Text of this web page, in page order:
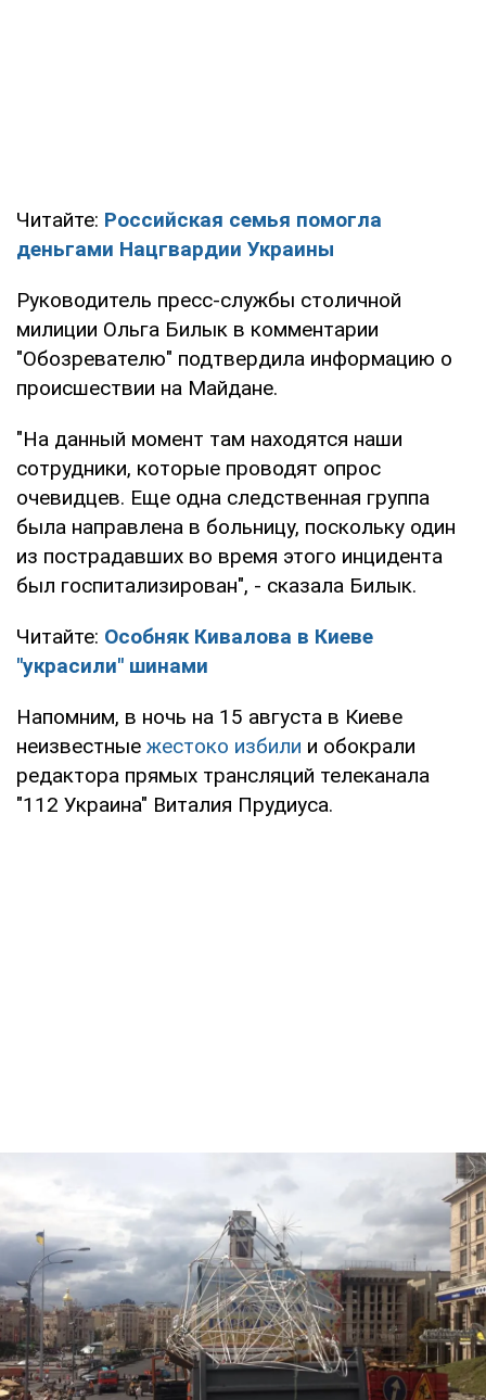
Читайте: Российская семья помогла
деньгами Нацгвардии Украины
Руководитель пресс-службы столичной
милиции Ольга Билык в комментарии
"Обозревателю" подтвердила информацию о
происшествии на Майдане.
"На данный момент там находятся наши
сотрудники, которые проводят опрос
очевидцев. Еще одна следственная группа
была направлена в больницу, поскольку один
из пострадавших во время этого инцидента
был госпитализирован", - сказала Билык.
Читайте: Особняк Кивалова в Киеве
"украсили" шинами
Напомним, в ночь на 15 августа в Киеве
неизвестные жестоко избили и обокрали
редактора прямых трансляций телеканала
"112 Украина" Виталия Прудиуса.